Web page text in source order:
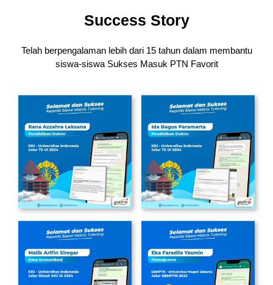
Success Story
Telah berpengalaman lebih dari 15 tahun dalam membantu
siswa-siswa Sukses Masuk PTN Favorit